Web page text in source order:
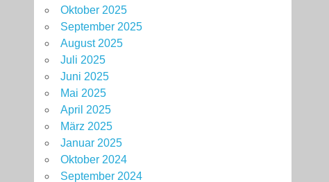
Oktober 2025
September 2025
August 2025
Juli 2025
Juni 2025
Mai 2025
April 2025
März 2025
Januar 2025
Oktober 2024
September 2024